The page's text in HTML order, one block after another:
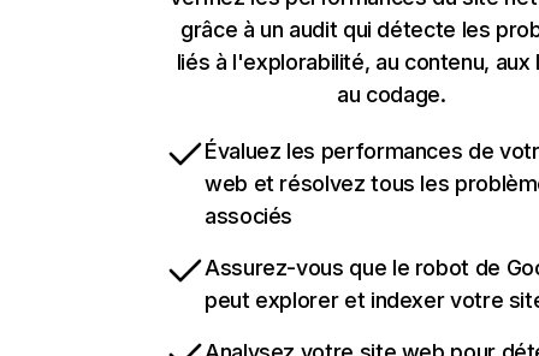
grâce à un audit qui détecte les
liés à l'explorabilité, au contenu, aux
au codage.
Évaluez les performances de
web et résolvez tous les
associés
Assurez-vous que le robot de
peut explorer et indexer votre